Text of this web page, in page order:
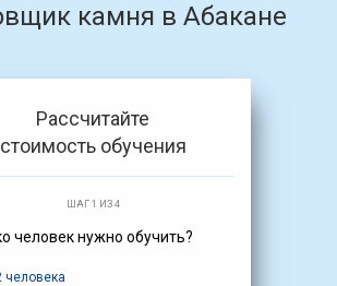
камня в Абакане
Рассчитайте
стоимость обучения
ШАГ 1 ИЗ 4
человек нужно обучить?
человека